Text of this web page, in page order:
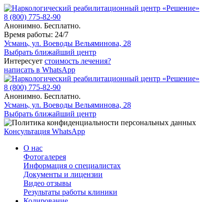
8 (800) 775-82-90
Анонимно. Бесплатно.
Время работы: 24/7
Усмань, ул. Воеводы Вельяминова, 28
Выбрать ближайший центр
Интересует стоимость лечения?
написать в WhatsApp
8 (800) 775-82-90
Анонимно. Бесплатно.
Усмань, ул. Воеводы Вельяминова, 28
Выбрать ближайший центр
Консультация WhatsApp
О нас
Фотогалерея
Информация о специалистах
Документы и лицензии
Видео отзывы
Результаты работы клиники